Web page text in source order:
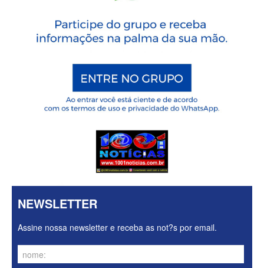
NEWSLETTER
Assine nossa newsletter e receba as not?s por email.